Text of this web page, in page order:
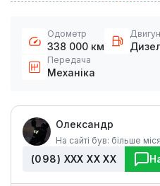
Одометр
338 000 км
Двигун
Передача
Механіка
Олександр
На сайті був: більше
(098) ХХХ ХХ ХХ